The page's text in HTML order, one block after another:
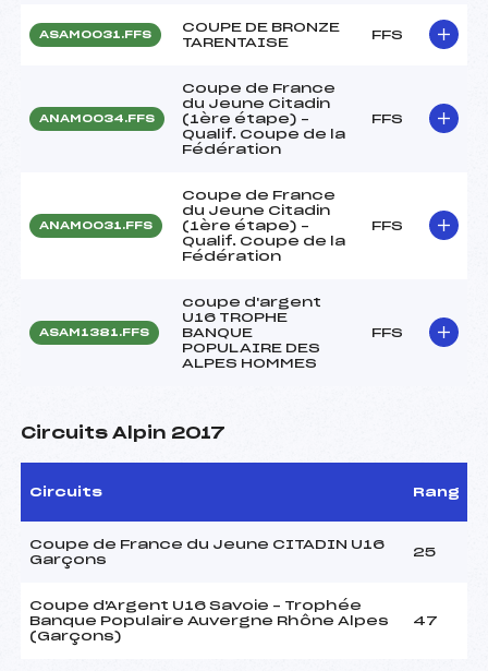
ASAM0031.FFS
COUPE DE BRONZE
TARENTAISE
FFS
ANAM0034.FFS
Coupe de France
du Jeune Citadin
(1ère étape) –
Qualif. Coupe de la
Fédération
FFS
ANAM0031.FFS
Coupe de France
du Jeune Citadin
(1ère étape) –
Qualif. Coupe de la
Fédération
FFS
ASAM1381.FFS
coupe d'argent
U16 TROPHE
BANQUE
POPULAIRE DES
ALPES HOMMES
FFS
Circuits Alpin 2017
Circuits Rang
Coupe de France du Jeune CITADIN U16
Garçons
25
Coupe d'Argent U16 Savoie – Trophée
Banque Populaire Auvergne Rhône Alpes
(Garçons)
47